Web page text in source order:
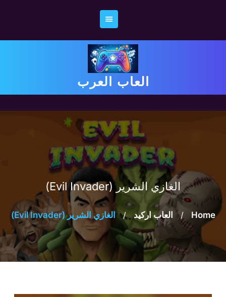
العاب العرب
الغازي الشرير (Evil Invader)
Home
/ العاب اركيد / الغازي الشرير (Evil Invader)